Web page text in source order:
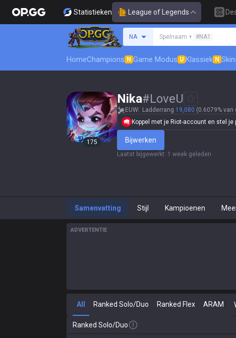
Statistieken League of Legends
NA
Zoek een summoner
Spelnaam + #NA1
HomeChampions N Game Modus U Klassiek N
175
Nika#LoveU
EUW Ladderrang 19,080 (0.6079% van
Koppel met je Riot-account en stel je
Bijwerken
Laatst bijgewerkt: 1 week geleden
Samenvatting Stijl Kampioenen
ADVERTENTIE
All Ranked Solo/Duo Ranked Flex ARAM
Ranked Solo/Duo